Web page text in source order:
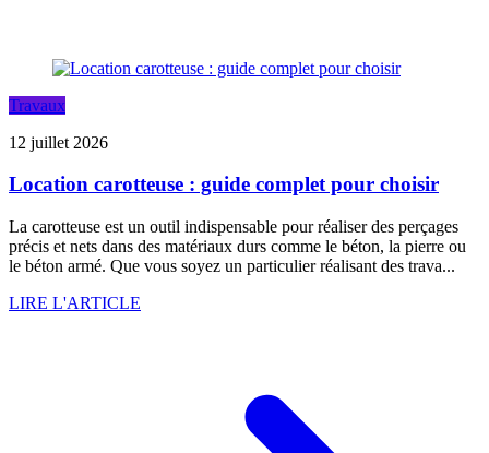
Travaux
12 juillet 2026
Location carotteuse : guide complet pour choisir
La carotteuse est un outil indispensable pour réaliser des perçages
précis et nets dans des matériaux durs comme le béton, la pierre ou
le béton armé. Que vous soyez un particulier réalisant des trava...
LIRE L'ARTICLE